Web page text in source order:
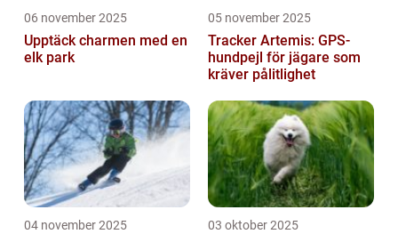
06 november 2025
Upptäck charmen med en
elk park
05 november 2025
Tracker Artemis: GPS-
hundpejl för jägare som
kräver pålitlighet
04 november 2025 03 oktober 2025